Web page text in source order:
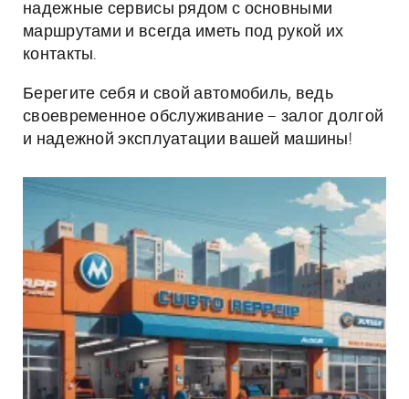
надежные сервисы рядом с основными
маршрутами и всегда иметь под рукой их
контакты.
Берегите себя и свой автомобиль, ведь
своевременное обслуживание – залог долгой
и надежной эксплуатации вашей машины!